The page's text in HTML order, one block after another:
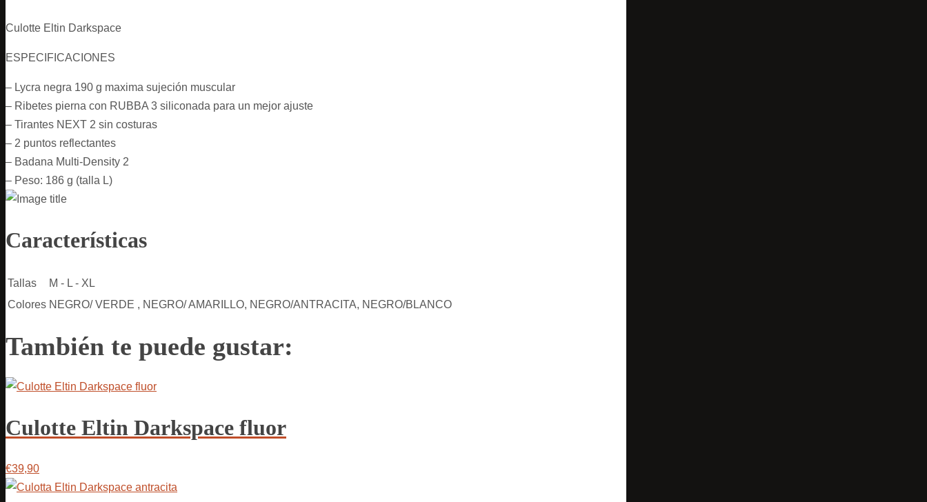
Culotte Eltin Darkspace
ESPECIFICACIONES
– Lycra negra 190 g maxima sujeción muscular
– Ribetes pierna con RUBBA 3 siliconada para un mejor ajuste
– Tirantes NEXT 2 sin costuras
– 2 puntos reflectantes
– Badana Multi-Density 2
– Peso: 186 g (talla L)
Características
Tallas
M - L - XL
Colores NEGRO/ VERDE , NEGRO/ AMARILLO, NEGRO/ANTRACITA, NEGRO/BLANCO
También te puede gustar:
Culotte Eltin Darkspace fluor
€39,90